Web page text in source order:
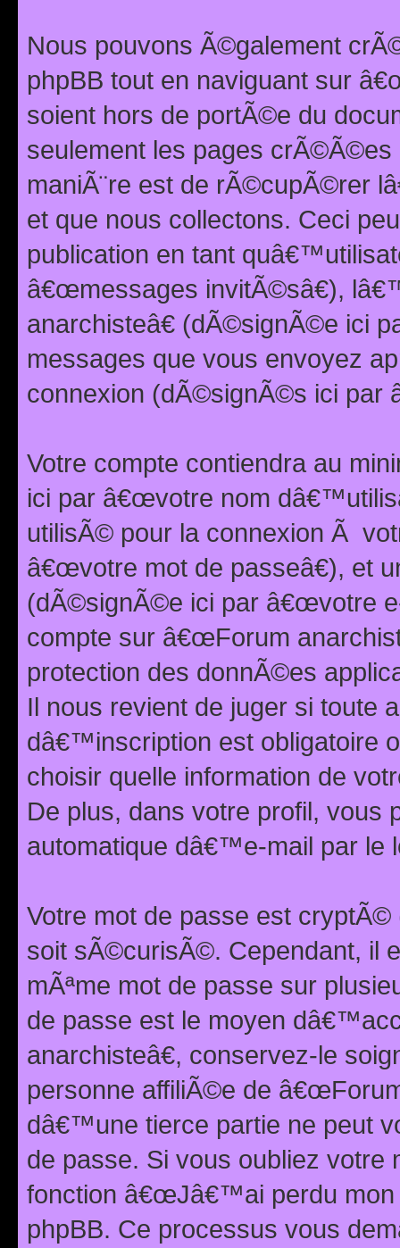
Nous pouvons Ã©galement
phpBB tout en naviguant sur
soient hors de portÃ©e du
seulement les pages
maniÃ¨re est de rÃ©cupÃ©rer
et que nous collectons. Ceci
publication en tant
â€œmessages invitÃ©sâ€),
anarchisteâ€ (dÃ©signÃ©e ici
messages que vous envoyez
connexion (dÃ©signÃ©s ici par
Votre compte contiendra au
ici par â€œvotre nom
utilisÃ© pour la connexion Ã
â€œvotre mot de passeâ€), et
(dÃ©signÃ©e ici par â€œvotre
compte sur â€œForum
protection des donnÃ©es
Il nous revient de juger si toute
dâ€™inscription est obligatoire
choisir quelle information de
De plus, dans votre profil,
automatique dâ€™e-mail par le
Votre mot de passe est
soit sÃ©curisÃ©. Cependant, il
mÃªme mot de passe sur
de passe est le moyen
anarchisteâ€, conservez-le
personne affiliÃ©e de
dâ€™une tierce partie ne peut
de passe. Si vous oubliez votre
fonction â€œJâ€™ai perdu mon
phpBB. Ce processus vous